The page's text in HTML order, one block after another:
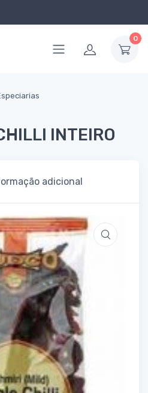
0
INTEIRO
adicional